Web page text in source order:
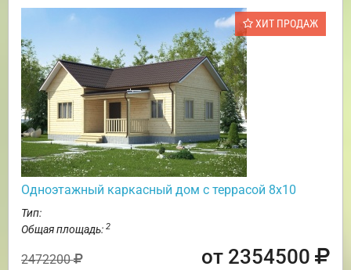
ХИТ ПРОДАЖ
Одноэтажный каркасный дом с террасой 8х10
Тип:
Общая площадь: 2
2472200 от 2354500